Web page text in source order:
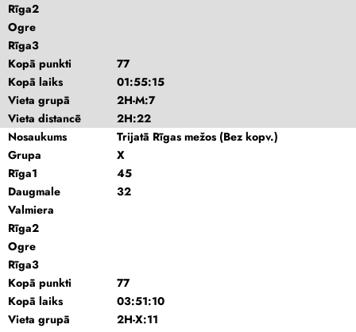
Rīga2
Ogre
Rīga3
Kopā punkti
77
Kopā laiks
01:55:15
Vieta grupā
2H-M:7
Vieta distancē
2H:22
Nosaukums
Trijatā Rīgas mežos (Bez kopv.)
Grupa
X
Rīga1
45
Daugmale
32
Valmiera
Rīga2
Ogre
Rīga3
Kopā punkti
77
Kopā laiks
03:51:10
Vieta grupā
2H-X:11